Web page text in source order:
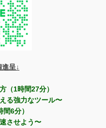
呈↓
（1時間27分）
る強力なツール〜
6分）
させよう〜